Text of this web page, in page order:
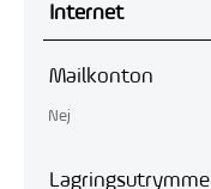
Internet
Mailkonton
Nej
Lagringsutrymme